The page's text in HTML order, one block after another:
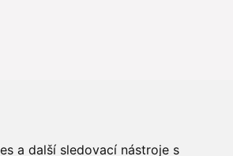
a další sledovací nástroje s